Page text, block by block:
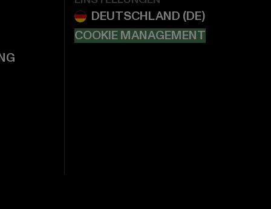
COOKIE MANAGEMENT